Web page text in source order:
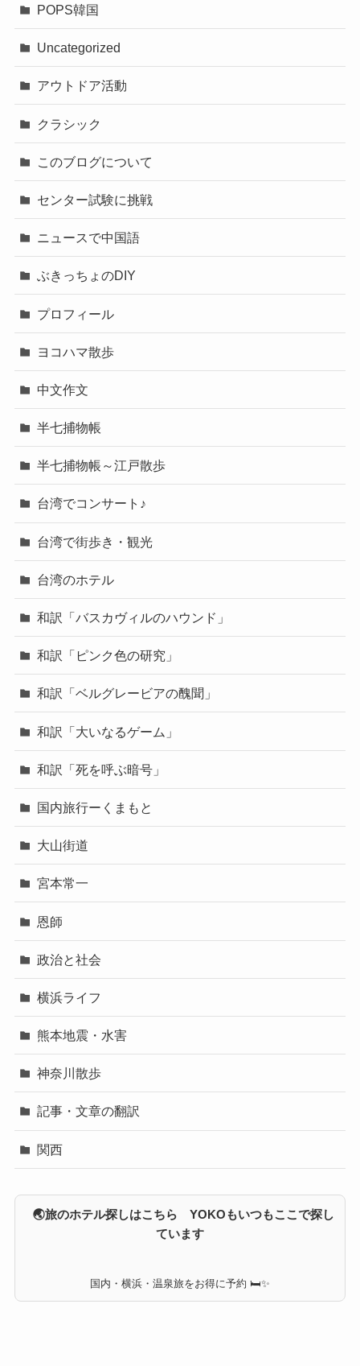
POPS韓国
Uncategorized
アウトドア活動
クラシック
このブログについて
センター試験に挑戦
ニュースで中国語
ぶきっちょのDIY
プロフィール
ヨコハマ散歩
中文作文
半七捕物帳
半七捕物帳～江戸散歩
台湾でコンサート♪
台湾で街歩き・観光
台湾のホテル
和訳「バスカヴィルのハウンド」
和訳「ピンク色の研究」
和訳「ベルグレービアの醜聞」
和訳「大いなるゲーム」
和訳「死を呼ぶ暗号」
国内旅行ーくまもと
大山街道
宮本常一
恩師
政治と社会
横浜ライフ
熊本地震・水害
神奈川散歩
記事・文章の翻訳
関西
🌏旅のホテル探しはこちら YOKOもいつもここで探し
ています